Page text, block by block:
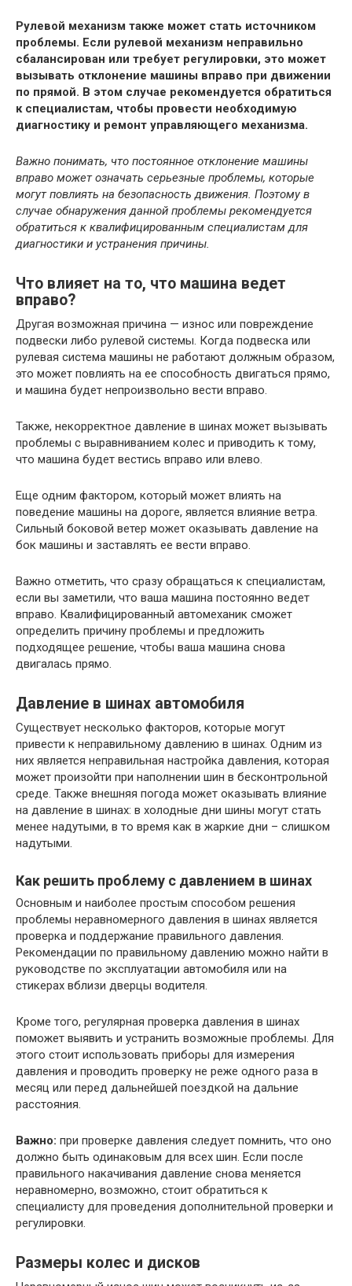
Рулевой механизм также может стать источником
проблемы. Если рулевой механизм неправильно
сбалансирован или требует регулировки, это может
вызывать отклонение машины вправо при движении
по прямой. В этом случае рекомендуется обратиться
к специалистам, чтобы провести необходимую
диагностику и ремонт управляющего механизма.
Важно понимать, что постоянное отклонение машины
вправо может означать серьезные проблемы, которые
могут повлиять на безопасность движения. Поэтому в
случае обнаружения данной проблемы рекомендуется
обратиться к квалифицированным специалистам для
диагностики и устранения причины.
Что влияет на то, что машина ведет
вправо?
Другая возможная причина — износ или повреждение
подвески либо рулевой системы. Когда подвеска или
рулевая система машины не работают должным образом,
это может повлиять на ее способность двигаться прямо,
и машина будет непроизвольно вести вправо.
Также, некорректное давление в шинах может вызывать
проблемы с выравниванием колес и приводить к тому,
что машина будет вестись вправо или влево.
Еще одним фактором, который может влиять на
поведение машины на дороге, является влияние ветра.
Сильный боковой ветер может оказывать давление на
бок машины и заставлять ее вести вправо.
Важно отметить, что сразу обращаться к специалистам,
если вы заметили, что ваша машина постоянно ведет
вправо. Квалифицированный автомеханик сможет
определить причину проблемы и предложить
подходящее решение, чтобы ваша машина снова
двигалась прямо.
Давление в шинах автомобиля
Существует несколько факторов, которые могут
привести к неправильному давлению в шинах. Одним из
них является неправильная настройка давления, которая
может произойти при наполнении шин в бесконтрольной
среде. Также внешняя погода может оказывать влияние
на давление в шинах: в холодные дни шины могут стать
менее надутыми, в то время как в жаркие дни – слишком
надутыми.
Как решить проблему с давлением в шинах
Основным и наиболее простым способом решения
проблемы неравномерного давления в шинах является
проверка и поддержание правильного давления.
Рекомендации по правильному давлению можно найти в
руководстве по эксплуатации автомобиля или на
стикерах вблизи дверцы водителя.
Кроме того, регулярная проверка давления в шинах
поможет выявить и устранить возможные проблемы. Для
этого стоит использовать приборы для измерения
давления и проводить проверку не реже одного раза в
месяц или перед дальнейшей поездкой на дальние
расстояния.
Важно: при проверке давления следует помнить, что оно
должно быть одинаковым для всех шин. Если после
правильного накачивания давление снова меняется
неравномерно, возможно, стоит обратиться к
специалисту для проведения дополнительной проверки и
регулировки.
Размеры колес и дисков